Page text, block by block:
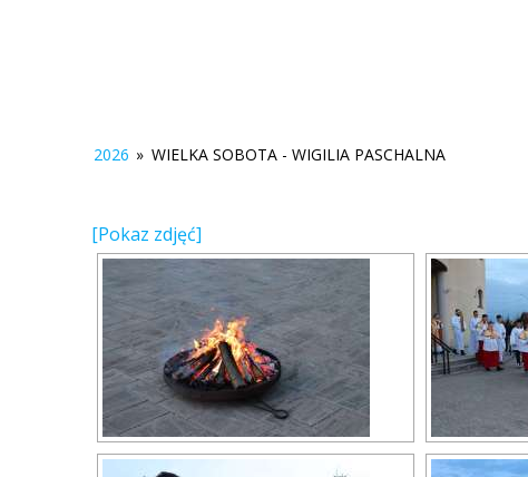
2026 » WIELKA SOBOTA - WIGILIA PASCHALNA
[Pokaz zdjęć]